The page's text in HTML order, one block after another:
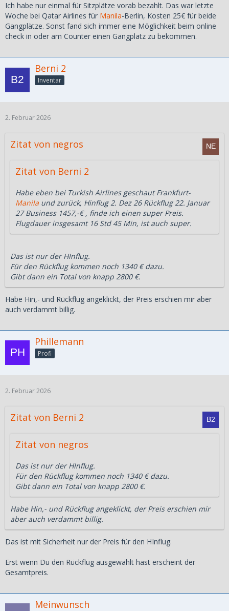
Ich habe nur einmal für Sitzplätze vorab bezahlt. Das war letzte
Woche bei Qatar Airlines für Manila-Berlin, Kosten 25€ für beide
Gangplätze. Sonst fand sich immer eine Möglichkeit beim online
check in oder am Counter einen Gangplatz zu bekommen.
Berni 2
Inventar
2. Februar 2026
Zitat von negros
Zitat von Berni 2
Habe eben bei Turkish Airlines geschaut Frankfurt-
Manila und zurück, Hinflug 2. Dez 26 Rückflug 22. Januar
27 Business 1457,-€ , finde ich einen super Preis.
Flugdauer insgesamt 16 Std 45 Min, ist auch super.
Das ist nur der HInflug.
Für den Rückflug kommen noch 1340 € dazu.
Gibt dann ein Total von knapp 2800 €.
Habe Hin,- und Rückflug angeklickt, der Preis erschien mir aber
auch verdammt billig.
Phillemann
Profi
2. Februar 2026
Zitat von Berni 2
Zitat von negros
Das ist nur der HInflug.
Für den Rückflug kommen noch 1340 € dazu.
Gibt dann ein Total von knapp 2800 €.
Habe Hin,- und Rückflug angeklickt, der Preis erschien mir
aber auch verdammt billig.
Das ist mit Sicherheit nur der Preis für den HInflug.
Erst wenn Du den Rückflug ausgewählt hast erscheint der
Gesamtpreis.
Meinwunsch